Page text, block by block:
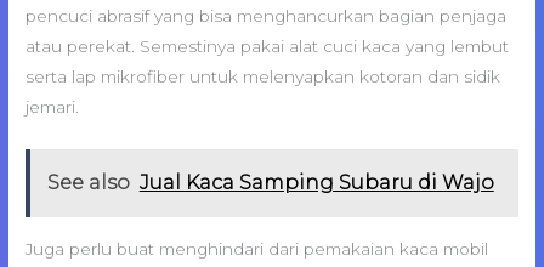
pencuci abrasif yang bisa menghancurkan bagian penjaga
atau perekat. Semestinya pakai alat cuci kaca yang lembut
serta lap mikrofiber untuk melenyapkan kotoran dan sidik
jemari.
See also Jual Kaca Samping Subaru di Wajo
Juga perlu buat menghindari dari pemakaian kaca mobil